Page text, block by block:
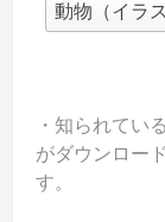
動物（イラス
・知られてい
がダウンロー
す。